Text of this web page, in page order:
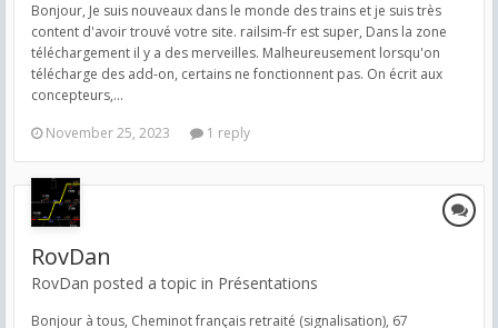
Bonjour, Je suis nouveaux dans le monde des trains et je suis très
content d'avoir trouvé votre site. railsim-fr est super, Dans la zone
téléchargement il y a des merveilles. Malheureusement lorsqu'on
télécharge des add-on, certains ne fonctionnent pas. On écrit aux
concepteurs,...
November 25, 2023
1 reply
RovDan
RovDan posted a topic in Présentations
Bonjour à tous, Cheminot français retraité (signalisation), 67